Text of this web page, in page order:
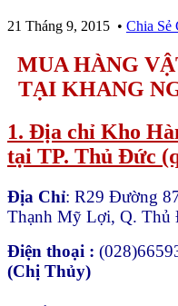
21 Tháng 9, 2015 • Chia Sẻ
MUA HÀNG
TẠI KHANG
1. Địa chỉ Kho
tại TP. Thủ Đức
Địa Chỉ: R29 Đường
Thạnh Mỹ Lợi, Q. Thủ
Điện thoại :
(Chị Thủy)